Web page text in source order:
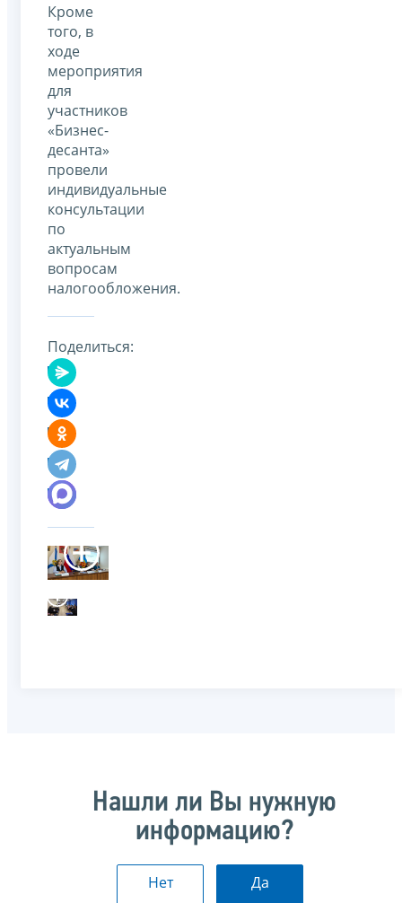
Кроме
того, в
ходе
мероприятия
для
участников
«Бизнес-
десанта»
провели
индивидуальные
консультации
по
актуальным
вопросам
налогообложения.
Поделиться:
Нашли ли Вы нужную
информацию?
Нет Да